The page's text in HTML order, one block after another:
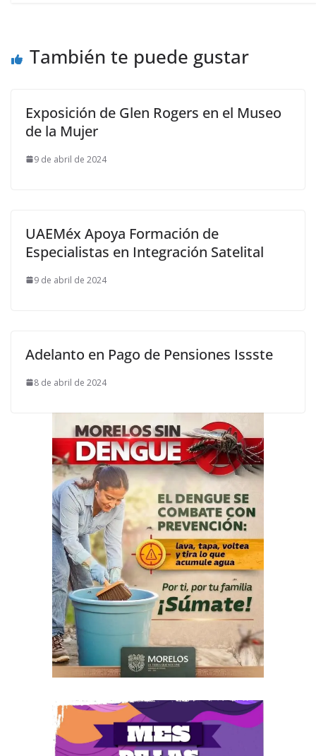
También te puede gustar
Exposición de Glen Rogers en el Museo
de la Mujer
9 de abril de 2024
UAEMéx Apoya Formación de
Especialistas en Integración Satelital
9 de abril de 2024
Adelanto en Pago de Pensiones Issste
8 de abril de 2024